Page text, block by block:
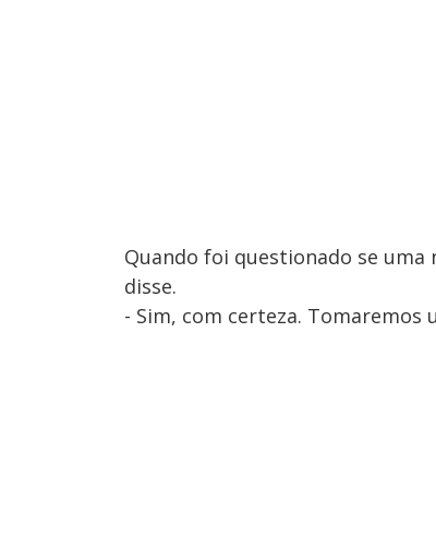
Quando foi questionado se uma
disse.
- Sim, com certeza. Tomaremos